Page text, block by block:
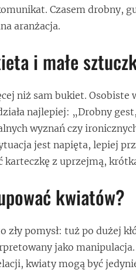
Czasem drobny,
aranżacja.
i małe
niż sam bukiet. Osobiste
najlepiej: „Drobny
wyznań czy
jest napięta, lepiej
karteczkę z uprzejmą,
kwiatów?
zły pomysł: tuż po dużej
jako
kwiaty mogą być